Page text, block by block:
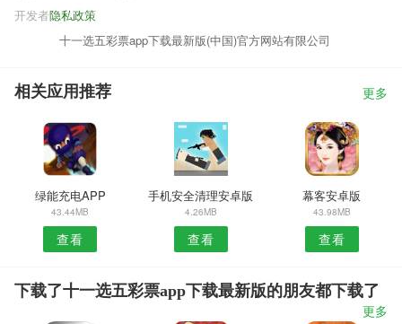
隐私政策
开发者
十一选五彩票app下载最新版(中国)官方网站有限公司
相关应用推荐 更多
绿能充电APP
43.44MB
查看
手机安全清理安卓版
4.26MB
查看
幕客安卓版
43.98MB
查看
下载了十一选五彩票app下载最新版的朋友都下载了
更多